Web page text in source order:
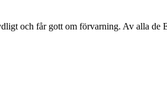
och får gott om förvarning. Av alla de